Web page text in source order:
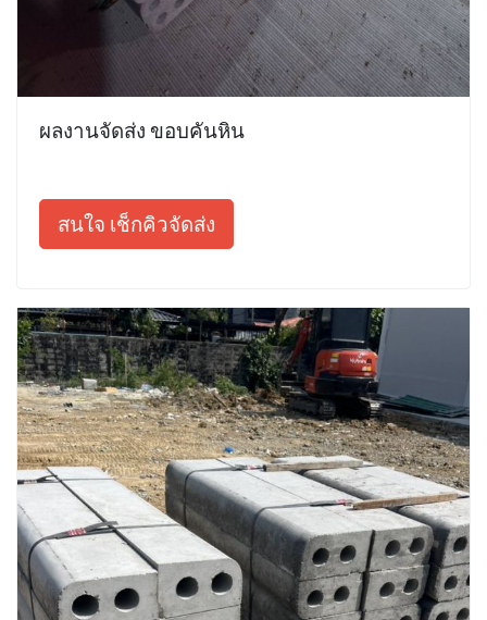
ผลงานจัดส่ง ขอบคันหิน
สนใจ เช็กคิวจัดส่ง